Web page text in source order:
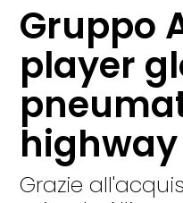
Gruppo
player
highway
Grazie